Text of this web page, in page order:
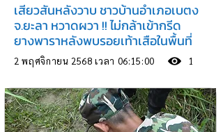
เสียวสันหลังวาบ ชาวบ้านอำเภอเบตง
จ.ยะลา หวาดผวา !! ไม่กล้าเข้ากรีด
ยางพาราหลังพบรอยเท้าเสือในพื้นที่
2 พฤศจิกายน 2568 เวลา 06:15:00 1